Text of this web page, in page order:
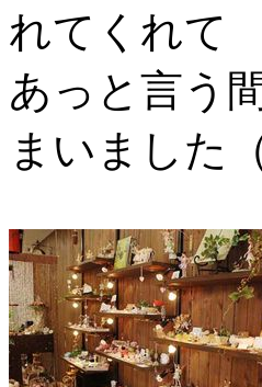
れてくれて
あっと言う
まいました